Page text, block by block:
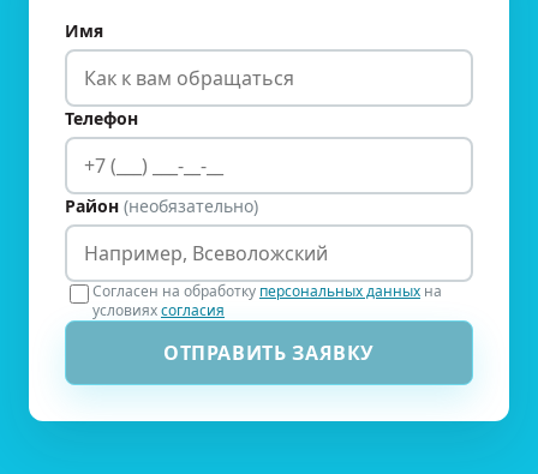
Имя
Телефон
Район (необязательно)
Согласен на обработку персональных данных на
условияхсогласия
ОТПРАВИТЬ ЗАЯВКУ